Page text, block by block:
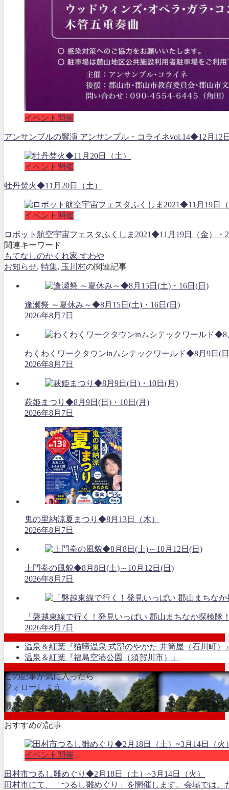
イベント開催
アンサンブルの響演 アンサンブル・コライネvol.14◆12月12
イベント開催
牡丹焚火◆11月20日（土）
イベント開催
ロボット航空宇宙フェスタふくしま2021◆11月19日（金
関連キーワード
もてなしのかくれ家 すわや
お知らせ, 特集, 玉川村の関連記事
逢瀬祭 ～夏休み～◆8月15日(土)・16日(日)
2026年8月7日
わくわくワークタウンinムシテックワールド◆8月9日(
2026年8月7日
萩姫まつり◆8月9日(日)・10日(月)
2026年8月7日
鬼の里納涼夏まつり◆8月13日（木）
2026年8月7日
土門拳の風貌◆8月8日(土)～10月12日(日)
2026年8月7日
「磐越東線で行く！発見いっぱい 郡山まちなか探検隊
2026年8月7日
温泉＆紅葉『猫啼温泉 式部のやかた 井筒屋（石川町）
温泉＆紅葉『福島空港公園（須賀川市）』
この記事が気に入ったら
フォローしよう
最新情報をお届けします
おすすめの記事
イベント開催
田村市つるし雛めぐり◆2月18日（土）~3月14日（火）
田村市にて、「つるし雛めぐり」を開催します。会場では